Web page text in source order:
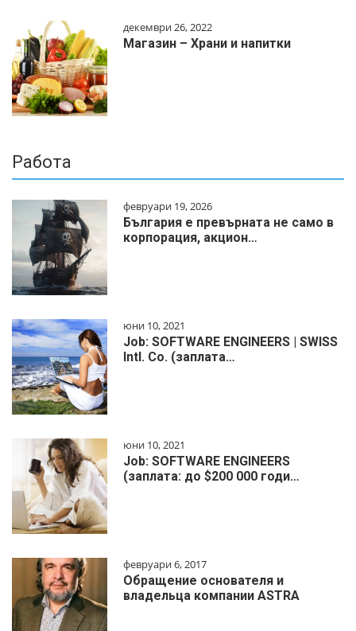
декември 26, 2022
Магазин – Храни и напитки
Работа
февруари 19, 2026
България е превърната не само в
корпорация, акцион…
юни 10, 2021
Job: SOFTWARE ENGINEERS | SWISS
Intl. Co. (заплата…
юни 10, 2021
Job: SOFTWARE ENGINEERS
(заплата: до $200 000 годи…
февруари 6, 2017
Обращение основателя и
владельца компании ASTRA